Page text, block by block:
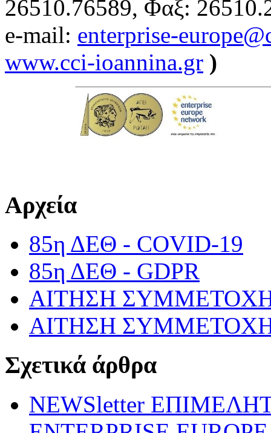
26510.76589, Φαξ:
e-mail: enterprise-
www.cci-ioannina.gr )
Αρχεία
85η ΔΕΘ - COVID-19
85η ΔΕΘ - GDPR
ΑΙΤΗΣΗ
ΑΙΤΗΣΗ
Σχετικά άρθρα
NEWSletter